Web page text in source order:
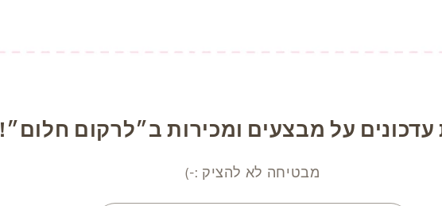
על מבצעים ומכירות ב״לרקום חלום״!
מבטיחה לא להציק :-)